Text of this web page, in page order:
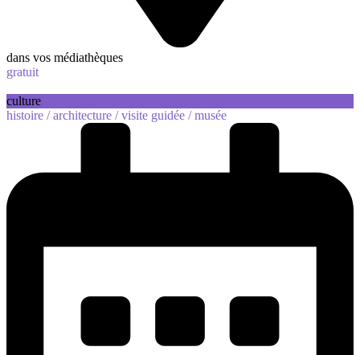
dans vos médiathèques
gratuit
culture
histoire /architecture /visite guidée /musée